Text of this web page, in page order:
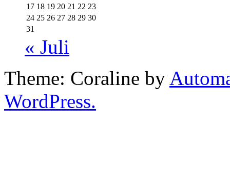
17 18 19 20 21 22 23
24 25 26 27 28 29 30
31
« Juli
Theme: Coraline by
WordPress.